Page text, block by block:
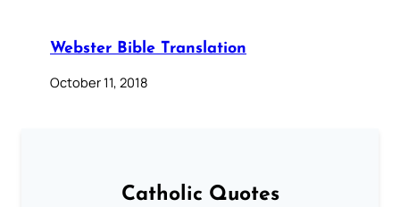
Webster Bible Translation
October 11, 2018
Catholic Quotes